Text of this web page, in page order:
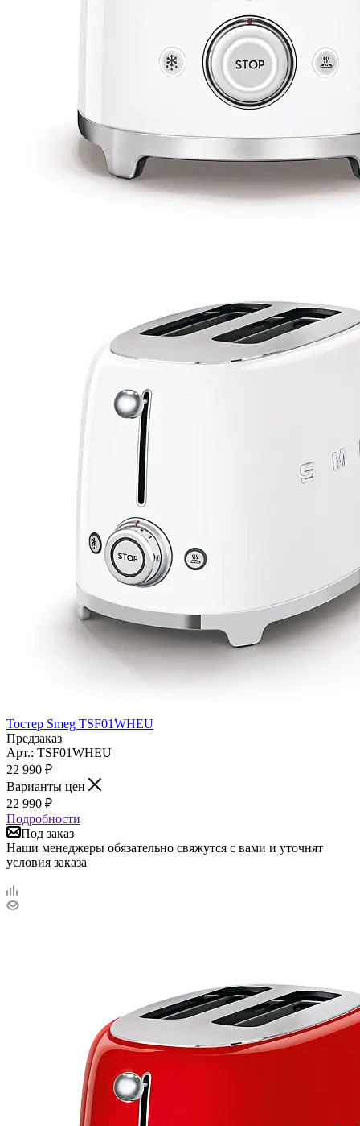
Тостер Smeg TSF01WHEU
Предзаказ
Арт.: TSF01WHEU
22 990 ₽
Варианты цен
22 990 ₽
Подробности
Под заказ
Наши менеджеры обязательно свяжутся с вами и уточнят
условия заказа